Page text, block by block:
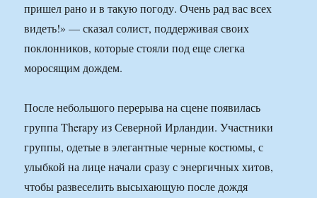
пришел рано и в такую погоду. Очень рад вас всех
видеть!» — сказал солист, поддерживая своих
поклонников, которые стояли под еще слегка
моросящим дождем.
После небольшого перерыва на сцене появилась
группа Therapy из Северной Ирландии. Участники
группы, одетые в элегантные черные костюмы, с
улыбкой на лице начали сразу с энергичных хитов,
чтобы развеселить высыхающую после дождя